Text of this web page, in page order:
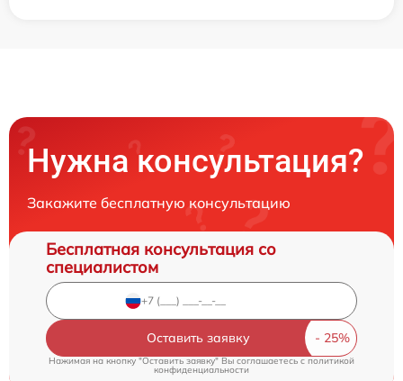
Нужна консультация?
Закажите бесплатную консультацию
Бесплатная консультация со
специалистом
Оставить заявку
Нажимая на кнопку "Оставить заявку" Вы соглашаетесь cполитикой
конфиденциальности